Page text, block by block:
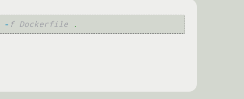
- f Dockerfile .